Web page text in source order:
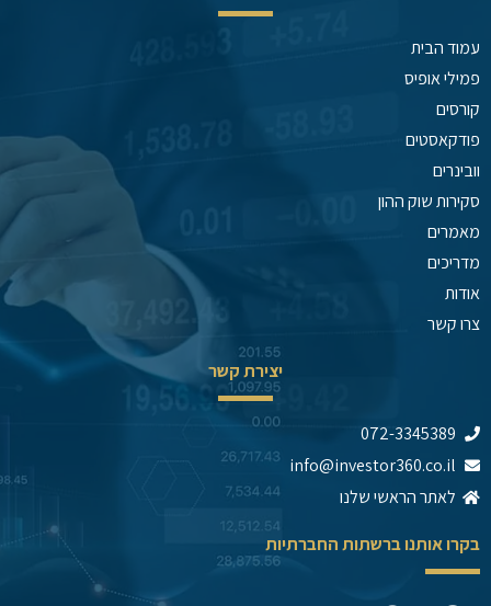
עמוד הבית
פמילי אופיס
קורסים
פודקאסטים
וובינרים
סקירות שוק ההון
מאמרים
מדריכים
אודות
צרו קשר
יצירת קשר
072-3345389
info@investor360.co.il
לאתר הראשי שלנו
בקרו אותנו ברשתות החברתיות